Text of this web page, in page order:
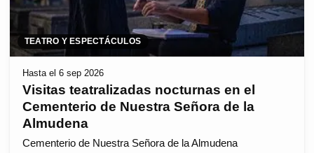
TEATRO Y ESPECTÁCULOS
Hasta el 6 sep 2026
Visitas teatralizadas nocturnas en el
Cementerio de Nuestra Señora de la
Almudena
Cementerio de Nuestra Señora de la Almudena